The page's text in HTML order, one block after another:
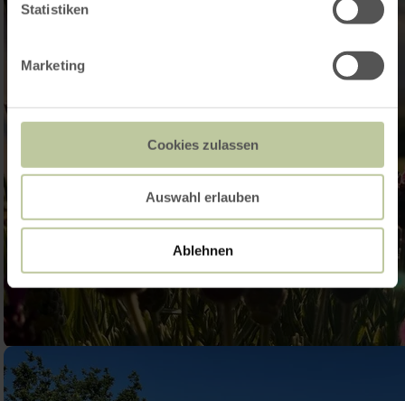
Statistiken
Marketing
Cookies zulassen
Auswahl erlauben
Ablehnen